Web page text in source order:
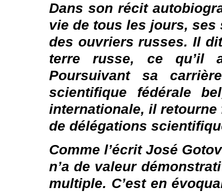
Dans son récit
vie de tous les jours, ses
des ouvriers russes. Il
terre russe, ce qu’il
Poursuivant sa
scientifique fédérale
internationale, il retourne
de délégations
Comme l’écrit José
n’a de valeur
multiple. C’est en